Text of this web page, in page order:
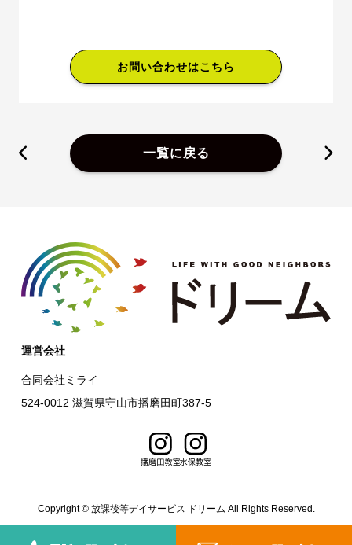
お問い合わせはこちら
一覧に戻る
運営会社
合同会社ミライ
524-0012 滋賀県守山市播磨田町387-5
Copyright © 放課後等デイサービス ドリーム All Rights Reserved.